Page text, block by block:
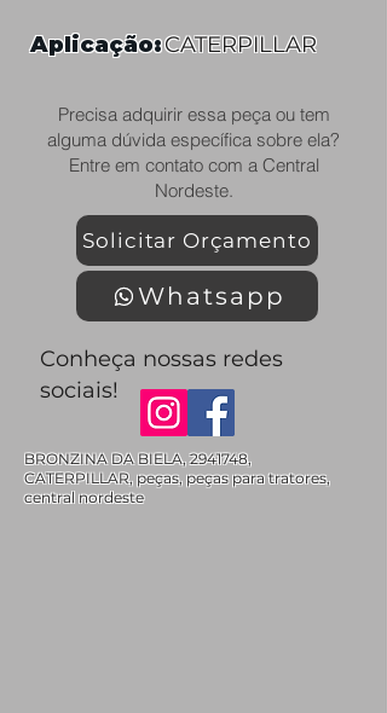
Aplicação:CATERPILLAR
Precisa adquirir essa peça ou tem
alguma dúvida específica sobre ela?
Entre em contato com a Central
Nordeste.
Solicitar Orçamento
Whatsapp
Conheça nossas redes
sociais!
BRONZINA DA BIELA,2941748,
CATERPILLAR, peças, peças para tratores,
central nordeste